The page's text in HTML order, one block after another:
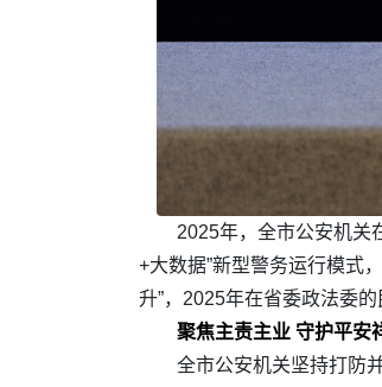
2025年，全市公安机关
+大数据”新型警务运行模式
升”，2025年在省委政法委
聚焦主责主业 守护平安
全市公安机关坚持打防